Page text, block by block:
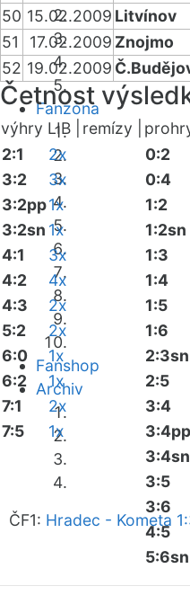
Fanzóna
Fanshop
Archiv
ČF1: Hradec - Kometa
50 15.02.2009 Litvínov
51
17.02.2009 Znojmo
52 19.02.2009
Četnost
výhry LIB | remízy |
2:1
2x
3:2
3x
3:2pp1x
3:2sn 1x
4:1
3x
4:2
4x
4:3
2x
5:2
2x
6:0
1x
6:2
1x
7:1
2x
7:5
1x
0:2
0:4
1:2
1:2sn
1:3
1:4
1:5
1:6
2:3sn
2:5
3:4
3:4pp
3:4sn
3:5
3:6
4:5
5:6sn